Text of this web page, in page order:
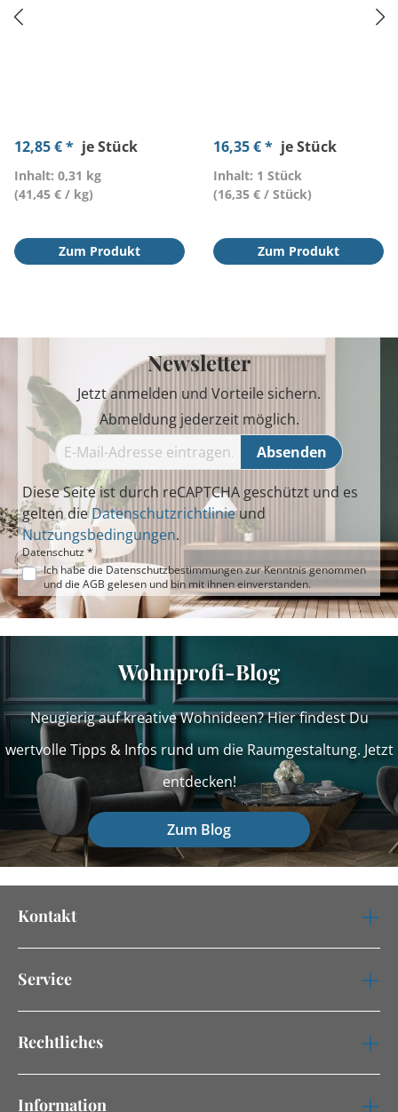
12,85 € * je Stück
Inhalt: 0,31 kg
(41,45 € / kg)
Zum Produkt
16,35 € * je Stück
Inhalt: 1 Stück
(16,35 € / Stück)
Zum Produkt
Newsletter
Jetzt anmelden und Vorteile sichern.
Abmeldung jederzeit möglich.
Absenden
Diese Seite ist durch reCAPTCHA geschützt und es
gelten dieDatenschutzrichtlinieund
Nutzungsbedingungen.
Datenschutz *
Ich habe die Datenschutzbestimmungenzur Kenntnis genommen
und die AGB gelesen und bin mit ihnen einverstanden.
Wohnprofi-Blog
Neugierig auf kreative Wohnideen? Hier findest Du
wertvolle Tipps & Infos rund um die Raumgestaltung. Jetzt
entdecken!
Zum Blog
Kontakt
Service
Rechtliches
Information